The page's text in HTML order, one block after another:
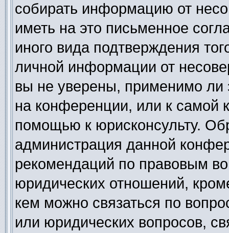
собирать информацию от
иметь на это письменное
иного вида подтверждения
личной информации от
вы не уверены, применимо ли
на конференции, или к самой
помощью к юрисконсульту.
администрация данной
рекомендаций по правовым
юридических отношений,
кем можно связаться по
или юридических вопросов,